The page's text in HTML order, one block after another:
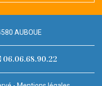
AUBOUE
06.06.68.90.22